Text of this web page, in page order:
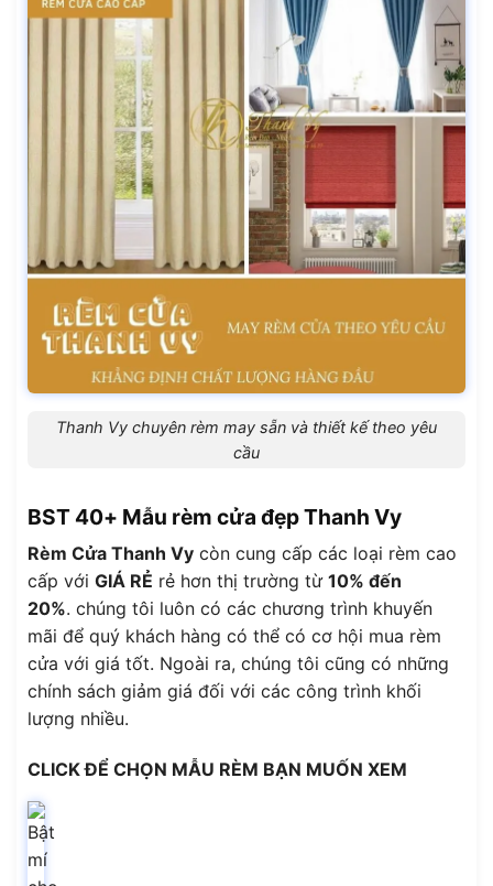
Thanh Vy chuyên rèm may sẵn và thiết kế theo yêu
cầu
BST 40+ Mẫu rèm cửa đẹp Thanh Vy
Rèm Cửa Thanh Vy còn cung cấp các loại rèm cao
cấp với GIÁ RẺ rẻ hơn thị trường từ 10% đến
20%. chúng tôi luôn có các chương trình khuyến
mãi để quý khách hàng có thể có cơ hội mua rèm
cửa với giá tốt. Ngoài ra, chúng tôi cũng có những
chính sách giảm giá đối với các công trình khối
lượng nhiều.
CLICK ĐỂ CHỌN MẪU RÈM BẠN MUỐN XEM